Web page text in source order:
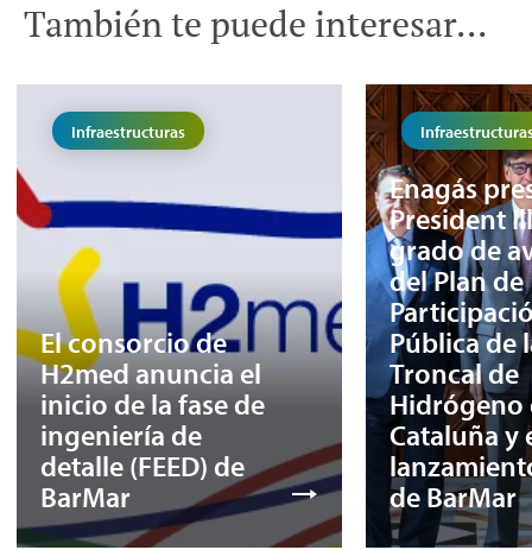
También te puede interesar...
Infraestructuras
El consorcio de
H2med anuncia el
inicio de la fase de
ingeniería de
detalle (FEED) de
BarMar
Enagás
President
grado de
del Plan de
Pública de
Troncal de
Hidrógeno
Cataluña y
de BarMar